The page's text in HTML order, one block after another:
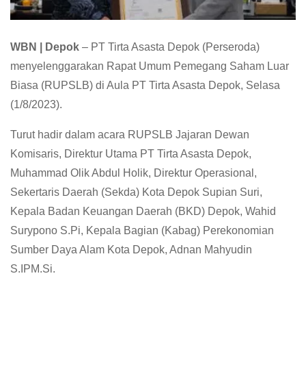
WBN | Depok – PT Tirta Asasta Depok (Perseroda)
menyelenggarakan Rapat Umum Pemegang Saham Luar
Biasa (RUPSLB) di Aula PT Tirta Asasta Depok, Selasa
(1/8/2023).
Turut hadir dalam acara RUPSLB Jajaran Dewan
Komisaris, Direktur Utama PT Tirta Asasta Depok,
Muhammad Olik Abdul Holik, Direktur Operasional,
Sekertaris Daerah (Sekda) Kota Depok Supian Suri,
Kepala Badan Keuangan Daerah (BKD) Depok, Wahid
Surypono S.Pi, Kepala Bagian (Kabag) Perekonomian
Sumber Daya Alam Kota Depok, Adnan Mahyudin
S.IPM.Si.